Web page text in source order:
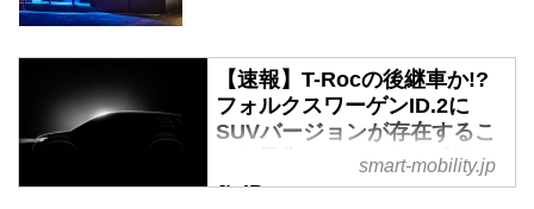
【速報】T-Rocの後継車か!?
フォルクスワーゲンID.2に
SUVバージョンが存在するこ
とを予告 - スマートモビリテ
ィJP
smart-mobility.jp